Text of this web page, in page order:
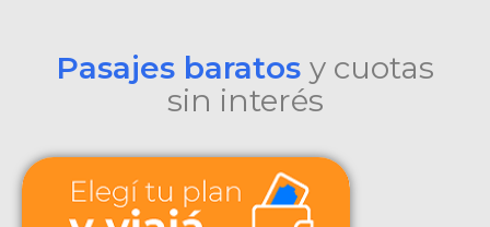
Pasajes baratos y cuotas
sin interés